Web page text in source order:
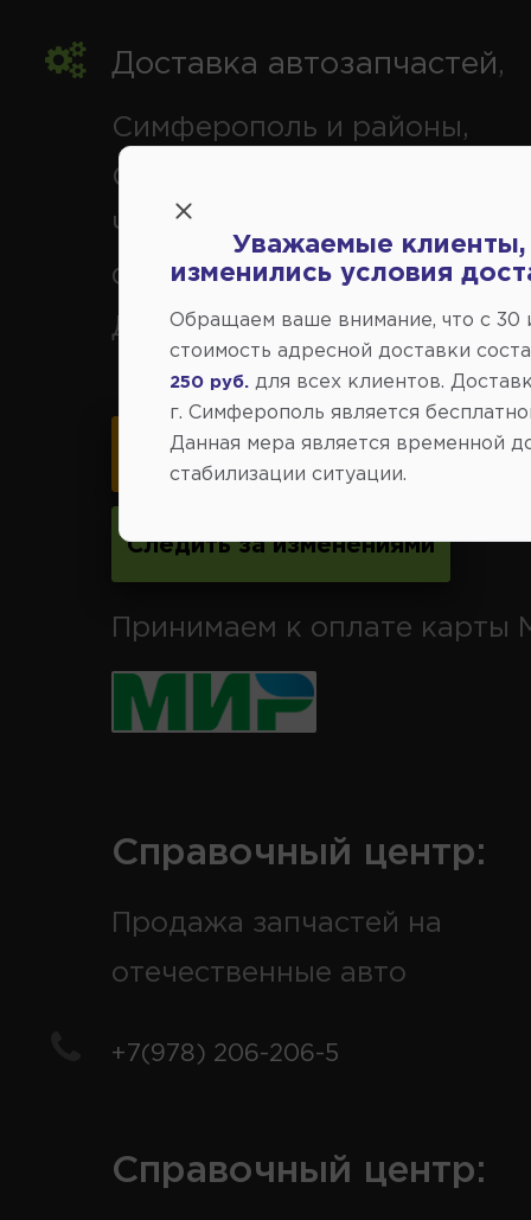
Доставка автозапчастей,
Симферополь и районы,
Севастополь, Ялта,
Черноморское, Саки,
Феодосия, Старый Крым,
Джанкой.
Карта схема проезда
Следить за изменениями
Принимаем к оплате карты
Справочный центр:
Продажа запчастей на
отечественные авто
+7(978) 206-206-5
Справочный центр:
Уважаемые клиенты,
изменились условия
Обращаем ваше внимание, что c 30
стоимость адресной доставки
250 руб. для всех клиентов.
г. Симферополь является
Данная мера является временной
стабилизации ситуации.